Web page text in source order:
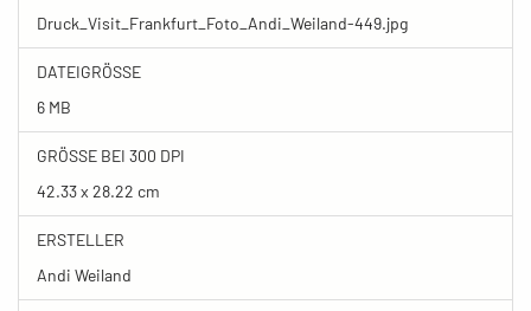
Druck_Visit_Frankfurt_Foto_Andi_Weiland-449.jpg
DATEIGRÖSSE
6 MB
GRÖSSE BEI 300 DPI
42.33 x 28.22 cm
ERSTELLER
Andi Weiland